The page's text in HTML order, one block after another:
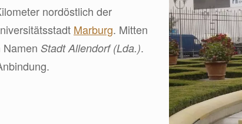
nordöstlich der
Marburg. Mitten
Stadt Allendorf (Lda.).